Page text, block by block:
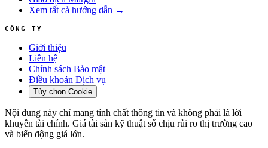
Xem tất cả hướng dẫn →
CÔNG TY
Giới thiệu
Liên hệ
Chính sách Bảo mật
Điều khoản Dịch vụ
Tùy chọn Cookie
Nội dung này chỉ mang tính chất thông tin và không phải là lời
khuyên tài chính. Giá tài sản kỹ thuật số chịu rủi ro thị trường cao
và biến động giá lớn.